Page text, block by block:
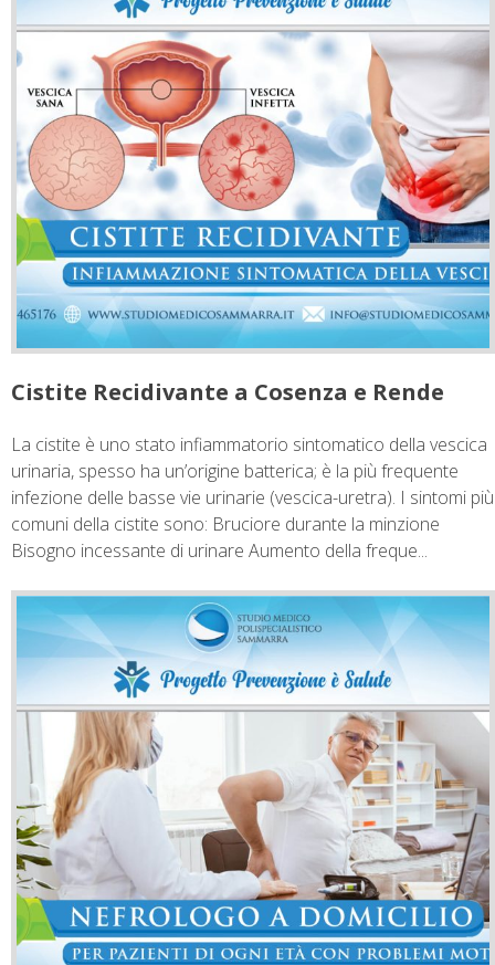
Cistite Recidivante a Cosenza e Rende
La cistite è uno stato infiammatorio sintomatico della vescica
urinaria, spesso ha un’origine batterica; è la più frequente
infezione delle basse vie urinarie (vescica-uretra). I sintomi più
comuni della cistite sono: Bruciore durante la minzione
Bisogno incessante di urinare Aumento della freque...